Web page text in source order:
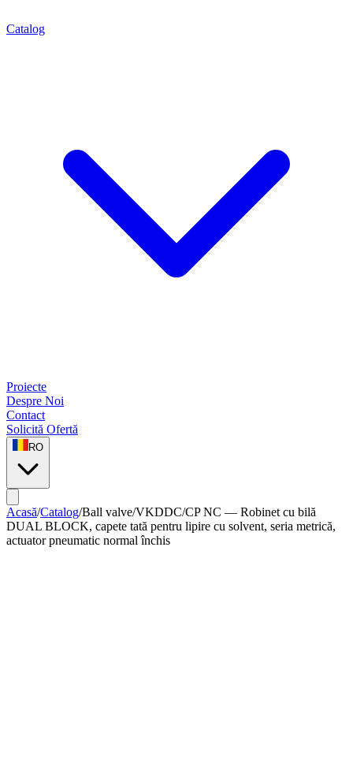
Catalog
Proiecte
Despre Noi
Contact
Solicită Ofertă
RO
Acasă/Catalog/Ball valve/VKDDC/CP NC — Robinet cu bilă
DUAL BLOCK, capete tată pentru lipire cu solvent, seria metrică,
actuator pneumatic normal închis